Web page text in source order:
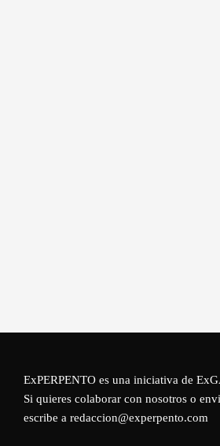
ExPERPENTO es una iniciativa de
Si quieres colaborar con nosotros o
escribe a redaccion@experpento.com